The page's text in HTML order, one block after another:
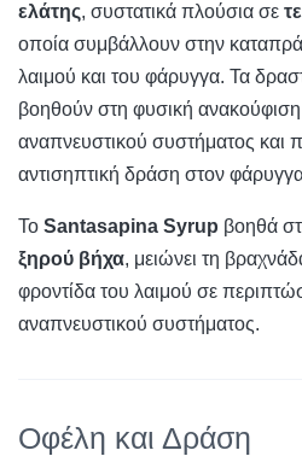
ελάτης, συστατικά πλούσια σε
οποία συμβάλλουν στην
λαιμού και του φάρυγγα. Τα
βοηθούν στη φυσική
αναπνευστικού συστήματος και
αντισηπτική δράση στον
Το Santasapina Syrup βοηθά
ξηρού βήχα, μειώνει τη
φροντίδα του λαιμού σε
αναπνευστικού συστήματος.
Οφέλη και Δράση